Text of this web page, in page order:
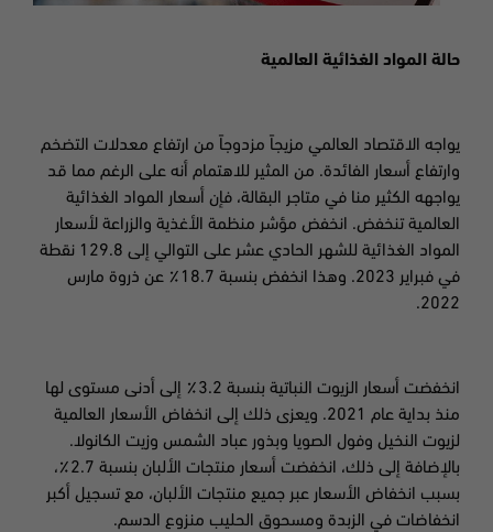
حالة المواد الغذائية العالمية
يواجه الاقتصاد العالمي مزيجاً مزدوجاً من ارتفاع معدلات التضخم
وارتفاع أسعار الفائدة. من المثير للاهتمام أنه على الرغم مما قد
يواجهه الكثير منا في متاجر البقالة، فإن أسعار المواد الغذائية
العالمية تنخفض. انخفض مؤشر منظمة الأغذية والزراعة لأسعار
المواد الغذائية للشهر الحادي عشر على التوالي إلى 129.8 نقطة
في فبراير 2023. وهذا انخفض بنسبة 18.7٪ عن ذروة مارس
2022.
انخفضت أسعار الزيوت النباتية بنسبة 3.2٪ إلى أدنى مستوى لها
منذ بداية عام 2021. ويعزى ذلك إلى انخفاض الأسعار العالمية
لزيوت النخيل وفول الصويا وبذور عباد الشمس وزيت الكانولا.
بالإضافة إلى ذلك، انخفضت أسعار منتجات الألبان بنسبة 2.7٪،
بسبب انخفاض الأسعار عبر جميع منتجات الألبان، مع تسجيل أكبر
انخفاضات في الزبدة ومسحوق الحليب منزوع الدسم.